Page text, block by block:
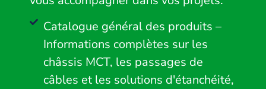
Catalogue général des produits –
Informations complètes sur les
châssis MCT, les passages de
câbles et les solutions d'étanchéité,